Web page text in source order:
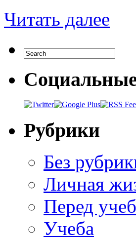
Читать далее
Рубрики
Без
Личная
Перед
Учеба